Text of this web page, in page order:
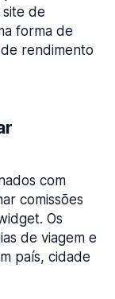
de
forma de
rendimento
com
comissões
Os
de viagem e
país, cidade